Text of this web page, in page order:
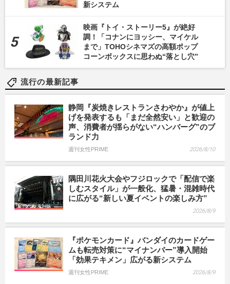
新システム
映画『トイ・ストーリー5』が絶好
調！「コナンにヨッシー、マイケル
まで」TOHOシネマズの高額ポップ
コーンボックスに思わぬ“落とし穴”
流行の最新記事
静岡『炭焼きレストランさわやか』が値上
げを発表するも「まだ全然安い」と歓迎の
声、消費者が揺らがない“ハンバーグ”のブ
ランド力
週刊女性PRIME 2026/8/10
隅田川花火大会やフジロックで「配信で楽
しむスタイル」が一般化、猛暑・混雑時代
に広がる“新しい夏イベントの楽しみ方”
2026/8/9
『ポケモンカード』バンダイのカードゲー
ムも転売対策に“マイナンバー”導入開始
「効果テキメン」広がる新システム
週刊女性PRIME 2026/8/9